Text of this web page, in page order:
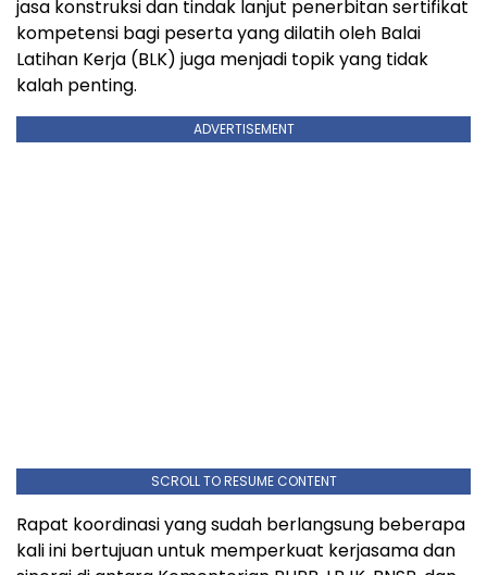
jasa konstruksi dan tindak lanjut penerbitan sertifikat
kompetensi bagi peserta yang dilatih oleh Balai
Latihan Kerja (BLK) juga menjadi topik yang tidak
kalah penting.
ADVERTISEMENT
SCROLL TO RESUME CONTENT
Rapat koordinasi yang sudah berlangsung beberapa
kali ini bertujuan untuk memperkuat kerjasama dan